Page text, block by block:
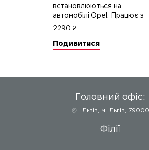
встановлюються на
автомобілі Opel. Працює з
адаптером J2534 і
Програма має модульну
2290 ₴
Подивитися
Головний офіс:
Львів, м. Львів, 79000
Філії